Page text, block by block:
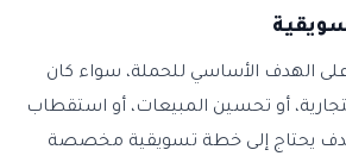
على الهدف الأساسي للحملة، سواء كان
أو تحسين المبيعات، أو استقطاب
يحتاج إلى خطة تسويقية مخصصة